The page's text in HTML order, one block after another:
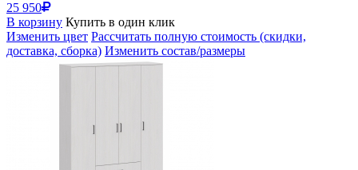
25 950
В корзину Купить в один клик
Изменить цвет Рассчитать полную стоимость (скидки,
доставка, сборка) Изменить состав/размеры